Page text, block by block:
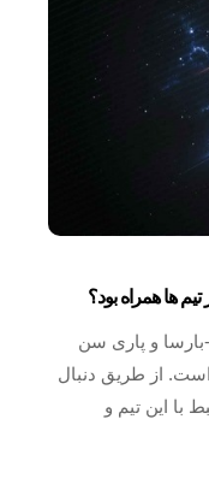
ها همراه بود؟
و پاری سن
است. از طریق دنبال
با این تیم و